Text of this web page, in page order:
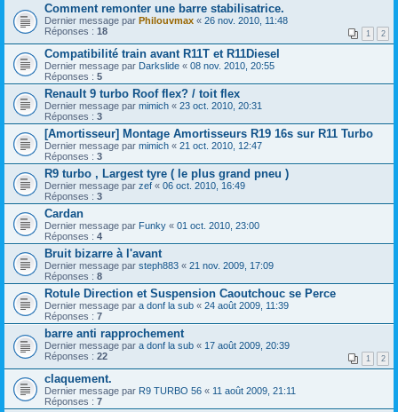
Comment remonter une barre stabilisatrice.
Dernier message par Philouvmax « 26 nov. 2010, 11:48
Réponses : 18 1 2
Compatibilité train avant R11T et R11Diesel
Dernier message par Darkslide « 08 nov. 2010, 20:55
Réponses : 5
Renault 9 turbo Roof flex? / toit flex
Dernier message par mimich « 23 oct. 2010, 20:31
Réponses : 3
[Amortisseur] Montage Amortisseurs R19 16s sur R11 Turbo
Dernier message par mimich « 21 oct. 2010, 12:47
Réponses : 3
R9 turbo , Largest tyre ( le plus grand pneu )
Dernier message par zef « 06 oct. 2010, 16:49
Réponses : 3
Cardan
Dernier message par Funky « 01 oct. 2010, 23:00
Réponses : 4
Bruit bizarre à l'avant
Dernier message par steph883 « 21 nov. 2009, 17:09
Réponses : 8
Rotule Direction et Suspension Caoutchouc se Perce
Dernier message par a donf la sub « 24 août 2009, 11:39
Réponses : 7
barre anti rapprochement
Dernier message par a donf la sub « 17 août 2009, 20:39
Réponses : 22 1 2
claquement.
Dernier message par R9 TURBO 56 « 11 août 2009, 21:11
Réponses : 7